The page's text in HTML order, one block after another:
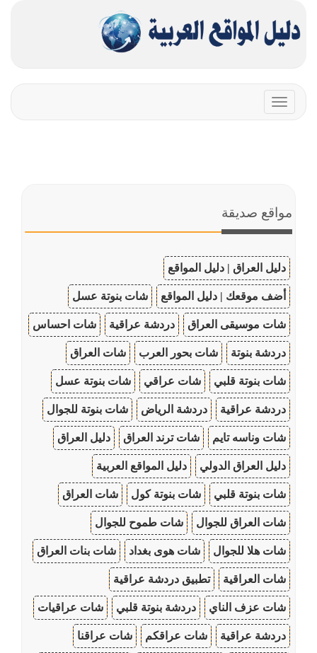
Toggle
navigation
مواقع صديقة
دليل العراق | دليل المواقع
أضف موقعك | دليل المواقع شات بنوتة عسل
شات موسيقى العراق دردشة عراقية شات احساس
دردشة بنوتة شات بحور العرب شات العراق
شات بنوتة قلبي شات عراقي شات بنوتة عسل
دردشة عراقية دردشة الرياض شات بنوتة للجوال
شات وناسه تايم شات ترند العراق دليل العراق
دليل العراق الدولي دليل المواقع العربية
شات بنوتة قلبي شات بنوتة كول شات العراق
شات العراق للجوال شات طموح للجوال
شات هلا للجوال شات هوى بغداد شات بنات العراق
شات العراقية تطبيق دردشة عراقية
شات عزف الناي دردشة بنوتة قلبي شات عراقيات
دردشة عراقية شات عراقكم شات عراقنا